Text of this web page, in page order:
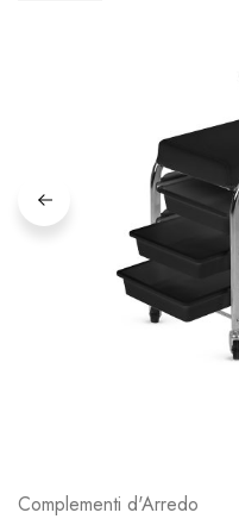
Complementi d'Arredo